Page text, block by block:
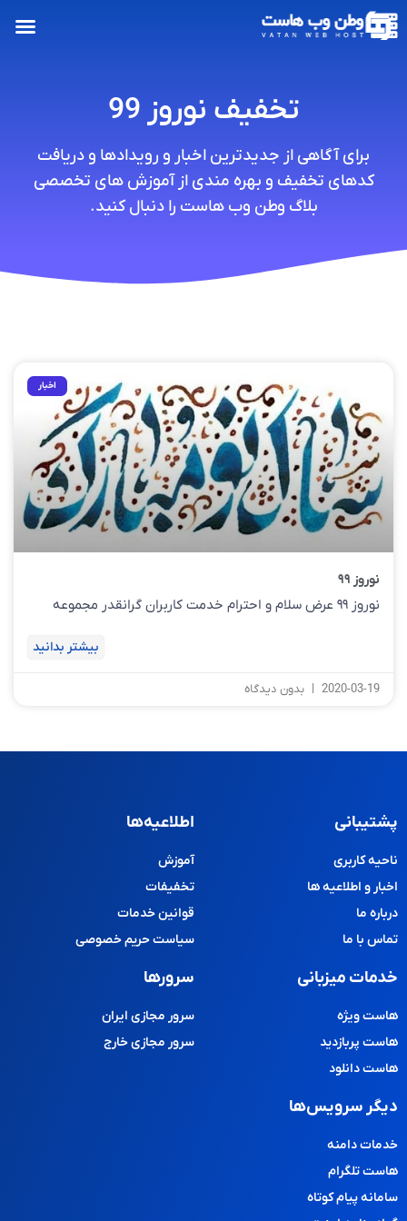
تخفیف نوروز 99
برای آگاهی از جدیدترین اخبار و رویدادها و دریافت
کدهای تخفیف و بهره مندی از آموزش های تخصصی
بلاگ وطن وب هاست را دنبال کنید.
اخبار
نوروز ۹۹
نوروز ۹۹ عرض سلام و احترام خدمت کاربران گرانقدر مجموعه
بیشتر بدانید
2020-03-19 بدون دیدگاه
پشتیبانی
ناحیه کاربری
اخبار و اطلاعیه ها
درباره ما
تماس با ما
اطلاعیه‌ها
آموزش
تخفیفات
قوانین خدمات
سیاست حریم خصوصی
خدمات میزبانی
هاست ویژه
هاست پربازدید
هاست دانلود
سرورها
سرور مجازی ایران
سرور مجازی خارج
دیگر سرویس‌ها
خدمات دامنه
هاست تلگرام
سامانه پیام کوتاه